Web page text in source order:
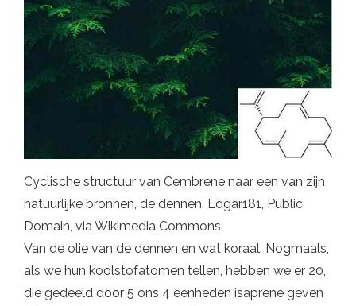
Cyclische structuur van Cembrene naar een van zijn
natuurlijke bronnen, de dennen. Edgar181, Public
Domain, via Wikimedia Commons
Van de olie van de dennen en wat koraal. Nogmaals,
als we hun koolstofatomen tellen, hebben we er 20,
die gedeeld door 5 ons 4 eenheden isaprene geven